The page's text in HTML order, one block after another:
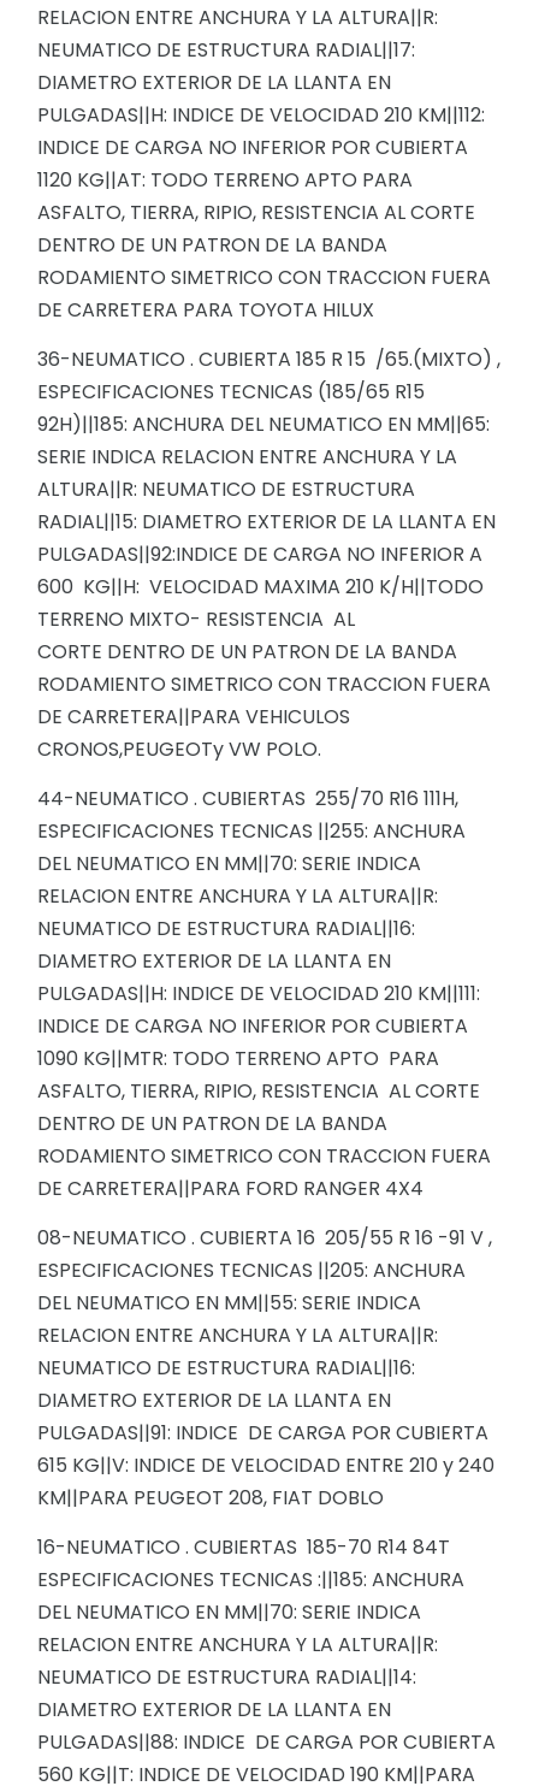
RELACION ENTRE ANCHURA Y LA ALTURA||R:
NEUMATICO DE ESTRUCTURA RADIAL||17:
DIAMETRO EXTERIOR DE LA LLANTA EN
PULGADAS||H: INDICE DE VELOCIDAD 210 KM||112:
INDICE DE CARGA NO INFERIOR POR CUBIERTA
1120 KG||AT: TODO TERRENO APTO PARA
ASFALTO, TIERRA, RIPIO, RESISTENCIA AL CORTE
DENTRO DE UN PATRON DE LA BANDA
RODAMIENTO SIMETRICO CON TRACCION FUERA
DE CARRETERA PARA TOYOTA HILUX
36-NEUMATICO . CUBIERTA 185 R 15 /65.(MIXTO) ,
ESPECIFICACIONES TECNICAS (185/65 R15
92H)||185: ANCHURA DEL NEUMATICO EN MM||65:
SERIE INDICA RELACION ENTRE ANCHURA Y LA
ALTURA||R: NEUMATICO DE ESTRUCTURA
RADIAL||15: DIAMETRO EXTERIOR DE LA LLANTA EN
PULGADAS||92:INDICE DE CARGA NO INFERIOR A
600 KG||H: VELOCIDAD MAXIMA 210 K/H||TODO
TERRENO MIXTO- RESISTENCIA AL
CORTE DENTRO DE UN PATRON DE LA BANDA
RODAMIENTO SIMETRICO CON TRACCION FUERA
DE CARRETERA||PARA VEHICULOS
CRONOS,PEUGEOTy VW POLO.
44-NEUMATICO . CUBIERTAS 255/70 R16 111H,
ESPECIFICACIONES TECNICAS ||255: ANCHURA
DEL NEUMATICO EN MM||70: SERIE INDICA
RELACION ENTRE ANCHURA Y LA ALTURA||R:
NEUMATICO DE ESTRUCTURA RADIAL||16:
DIAMETRO EXTERIOR DE LA LLANTA EN
PULGADAS||H: INDICE DE VELOCIDAD 210 KM||111:
INDICE DE CARGA NO INFERIOR POR CUBIERTA
1090 KG||MTR: TODO TERRENO APTO PARA
ASFALTO, TIERRA, RIPIO, RESISTENCIA AL CORTE
DENTRO DE UN PATRON DE LA BANDA
RODAMIENTO SIMETRICO CON TRACCION FUERA
DE CARRETERA||PARA FORD RANGER 4X4
08-NEUMATICO . CUBIERTA 16 205/55 R 16 -91 V ,
ESPECIFICACIONES TECNICAS ||205: ANCHURA
DEL NEUMATICO EN MM||55: SERIE INDICA
RELACION ENTRE ANCHURA Y LA ALTURA||R:
NEUMATICO DE ESTRUCTURA RADIAL||16:
DIAMETRO EXTERIOR DE LA LLANTA EN
PULGADAS||91: INDICE DE CARGA POR CUBIERTA
615 KG||V: INDICE DE VELOCIDAD ENTRE 210 y 240
KM||PARA PEUGEOT 208, FIAT DOBLO
16-NEUMATICO . CUBIERTAS 185-70 R14 84T
ESPECIFICACIONES TECNICAS :||185: ANCHURA
DEL NEUMATICO EN MM||70: SERIE INDICA
RELACION ENTRE ANCHURA Y LA ALTURA||R:
NEUMATICO DE ESTRUCTURA RADIAL||14:
DIAMETRO EXTERIOR DE LA LLANTA EN
PULGADAS||88: INDICE DE CARGA POR CUBIERTA
560 KG||T: INDICE DE VELOCIDAD 190 KM||PARA